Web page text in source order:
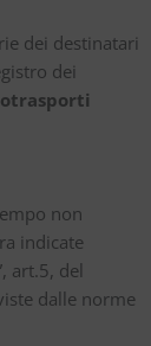
dei destinatari
dei
non
indicate
art.5, del
dalle norme